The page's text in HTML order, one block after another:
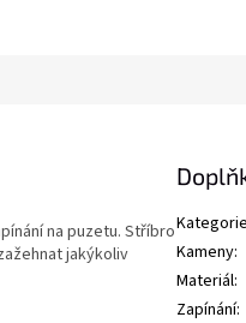
na puzetu. Stříbro
jakýkoliv
Kategorie
Kameny:
Materiál:
Zapínání: